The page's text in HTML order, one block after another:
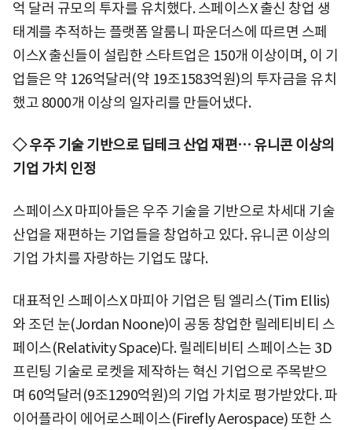
억 달러 규모의 투자를 유치했다. 스페이스X 출신 창업 생
태계를 추적하는 플랫폼 알룸니 파운더스에 따르면 스페
이스X 출신들이 설립한 스타트업은 150개 이상이며, 이 기
업들은 약 126억달러(약 19조1583억원)의 투자금을 유치
했고 8000개 이상의 일자리를 만들어냈다.
◇ 우주 기술 기반으로 딥테크 산업 재편… 유니콘 이상의
기업 가치 인정
스페이스X 마피아들은 우주 기술을 기반으로 차세대 기술
산업을 재편하는 기업들을 창업하고 있다. 유니콘 이상의
기업 가치를 자랑하는 기업도 많다.
대표적인 스페이스X 마피아 기업은 팀 엘리스(Tim Ellis)
와 조던 눈(Jordan Noone)이 공동 창업한 릴레티비티 스
페이스(Relativity Space)다. 릴레티비티 스페이스는 3D
프린팅 기술로 로켓을 제작하는 혁신 기업으로 주목받으
며 60억달러(9조1290억원)의 기업 가치로 평가받았다. 파
이어플라이 에어로스페이스(Firefly Aerospace) 또한 스